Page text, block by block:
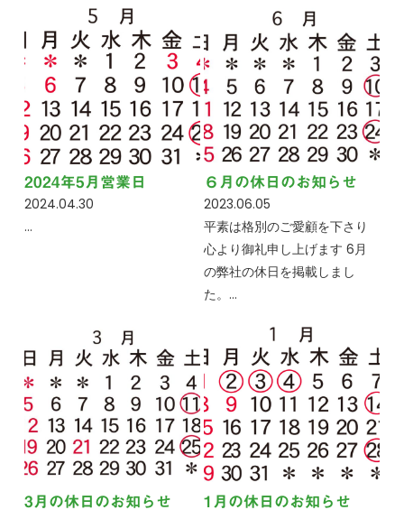
2024年5月営業日
2024.04.30
…
６月の休日のお知らせ
2023.06.05
平素は格別のご愛顧を下さり
心より御礼申し上げます 6月
の弊社の休日を掲載しまし
た。…
3月の休日のお知らせ 1月の休日のお知らせ